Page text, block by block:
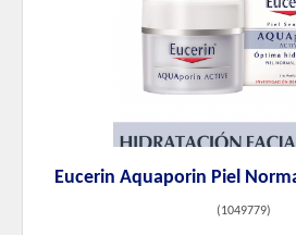
Eucerin Aquaporin Piel
(1049779)